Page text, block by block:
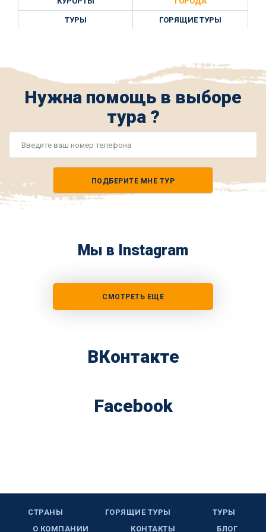
ТУРЫ ГОРЯЩИЕ ТУРЫ
Нужна помощь в выборе
тура ?
ПОДБЕРИТЕ МНЕ ТУР
Мы в Instagram
СМОТРЕТЬ ЕЩЕ
ВКонтакте
Facebook
СТРАНЫ ГОРЯЩИЕ ТУРЫ
ТУРЫ
О КОМПАНИИ
КОНТАКТЫ БЛОГ